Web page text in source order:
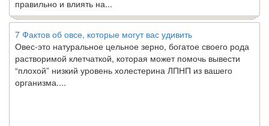
7 Фактов об овсе, которые могут вас удивить
Овес-это натуральное цельное зерно, богатое своего рода
растворимой клетчаткой, которая может помочь вывести
“плохой” низкий уровень холестерина ЛПНП из вашего
организма....